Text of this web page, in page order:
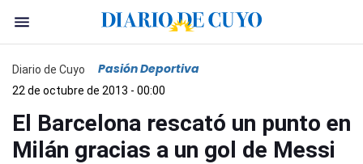
Diario de Cuyo Pasión Deportiva
22 de octubre de 2013 - 00:00
El Barcelona rescató un punto en
Milán gracias a un gol de Messi